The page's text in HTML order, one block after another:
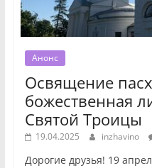
Анонс
Освящение
божественная
Святой Троицы
19.04.2025 inzhavino
Дорогие друзья! 19